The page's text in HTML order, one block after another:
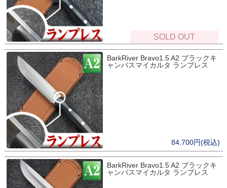
SOLD OUT
BarkRiver Bravo1.5 A2 ブラックキ
ャンバスマイカルタ ランプレス
84,700円(税込)
BarkRiver Bravo1.5 A2 ブラックキ
ャンバスマイカルタ ランプレス